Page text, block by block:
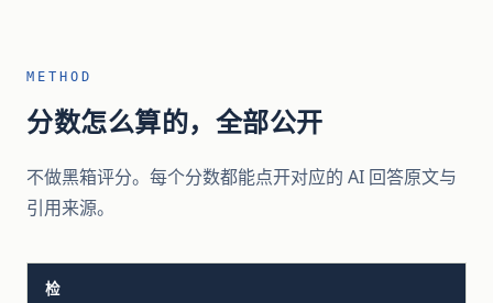
METHOD
分数怎么算的，全部公开
不做黑箱评分。每个分数都能点开对应的 AI 回答原文与
引用来源。
检